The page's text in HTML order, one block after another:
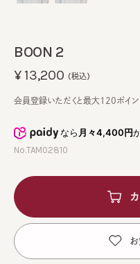
BOON 2
なら月々4,400円
No.TAM02810
¥13,200 (税込)
会員登録いただくと最大120ポイン